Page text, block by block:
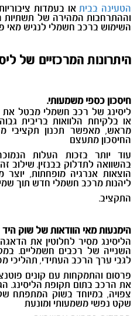
הטעינה בביתאו בעמדות
וההתרחבות המהירה של
השימוש ברכב חשמלי לנגיש מאי
היתרונות המרכזיים של
חיסכון כספי משמעותי.
ליסינג של רכב חשמלי מבטל את
או בלקיחת הלוואות בריבית
מראש, מאפשר תכנון תקציבי
החיסכון מתעצם
עוד יותר בזכות העלות
בהשוואה לתדלוק בבנזין.
הוצאות אנרגיה מופחתות,
ליהנות מרכב חשמלי חדש תוך
התקציב.
הימנעות מאי הוודאות של שוק היד
הליסינג מסיר לחלוטין את
השנייה של רכבים חשמליים.
לגבי ערך הרכב העתידי, תהליכי
פרסום והתמקחות עם קונים
את הרכב בתום תקופת הליסינג.
צפויה, במיוחד בשוק המתפתח
שקט נפשי משמעותי ומונעת